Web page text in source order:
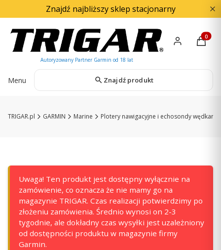
Znajdź najbliższy sklep stacjonarny
Menu Znajdź produkt
TRIGAR.pl GARMIN Marine Plotery nawigacyjne i echosondy
Uwaga! Ten produkt jest dostępny wyłącznie na
zamówienie, co oznacza że nie mamy go na
magazynie TRIGAR. Czas realizacji potwierdzimy po
złożeniu zamówienia. Średnio wynosi on 2-3
tygodnie, ale dokładny czas wysyłki jest uzależniony
od dostępności produktu w magazynie firmy
Garmin.